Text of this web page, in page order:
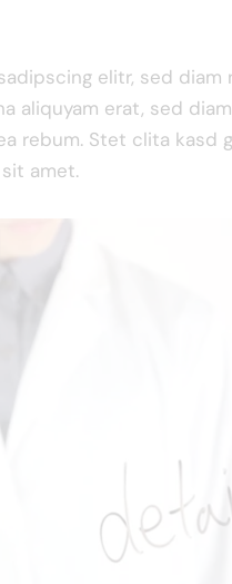
elitr, sed diam
aliquyam erat, sed
rebum. Stet clita kasd
amet.